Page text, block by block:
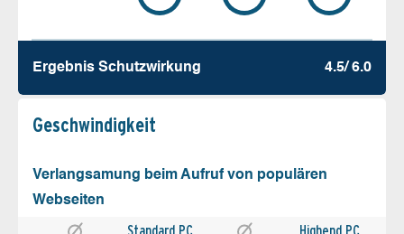
Ergebnis Schutz­wirkung 4.5/ 6.0
Geschw­indigkeit
Verlangsamung beim Aufruf von populären
Webseiten